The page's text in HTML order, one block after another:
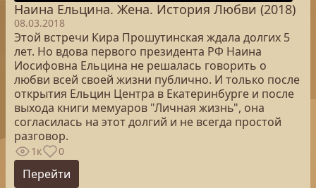
Наина Ельцина. Жена. История Любви (2018)
08.03.2018
Этой встречи Кира Прошутинская ждала долгих 5
лет. Но вдова первого президента РФ Наина
Иосифовна Ельцина не решалась говорить о
любви всей своей жизни публично. И только после
открытия Ельцин Центра в Екатеринбурге и после
выхода книги мемуаров "Личная жизнь", она
согласилась на этот долгий и не всегда простой
разговор.
1к 0
Перейти